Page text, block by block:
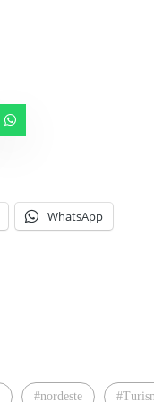
WhatsApp
#nordeste